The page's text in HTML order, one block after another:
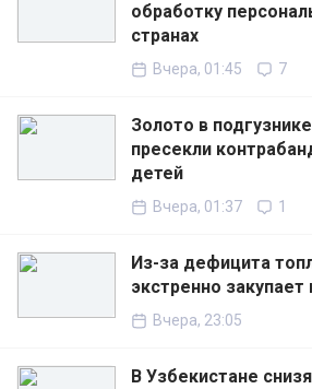
обработку
странах
Вчера, 01:45 7
Золото в
пресекли
детей
Вчера, 01:37 1
Из-за дефицита
экстренно
Вчера, 23:05
В Узбекистане